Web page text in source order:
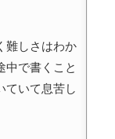
難しさはわか
中で書くこと
ていて息苦し